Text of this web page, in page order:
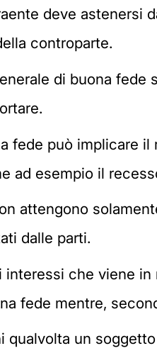
deve astenersi
controparte.
di buona
fede può implicare
ad esempio il
attengono
dalle parti.
che viene
fede mentre,
qualvolta un